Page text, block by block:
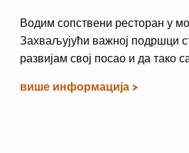
Водим сопствени ресторан у
Захваљујући важној подршци
развијам свој посао и да тако
више информација >